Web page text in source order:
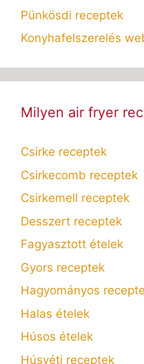
Pünkösdi receptek
Konyhafelszerelés
Milyen air fryer
Csirke receptek
Csirkecomb receptek
Csirkemell receptek
Desszert receptek
Fagyasztott ételek
Gyors receptek
Hagyományos
Halas ételek
Húsos ételek
Húsvéti receptek